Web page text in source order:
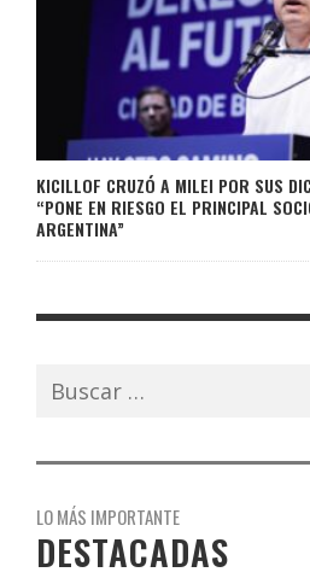
KICILLOF CRUZÓ A MILEI POR SUS
“PONE EN RIESGO EL PRINCIPAL
ARGENTINA”
Buscar:
LO MÁS IMPORTANTE
DESTACADAS